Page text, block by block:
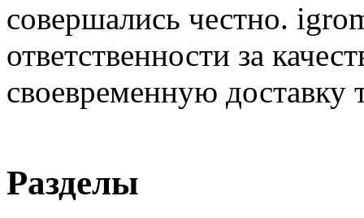
совершались честно.
ответственности за
своевременную доставку
Разделы